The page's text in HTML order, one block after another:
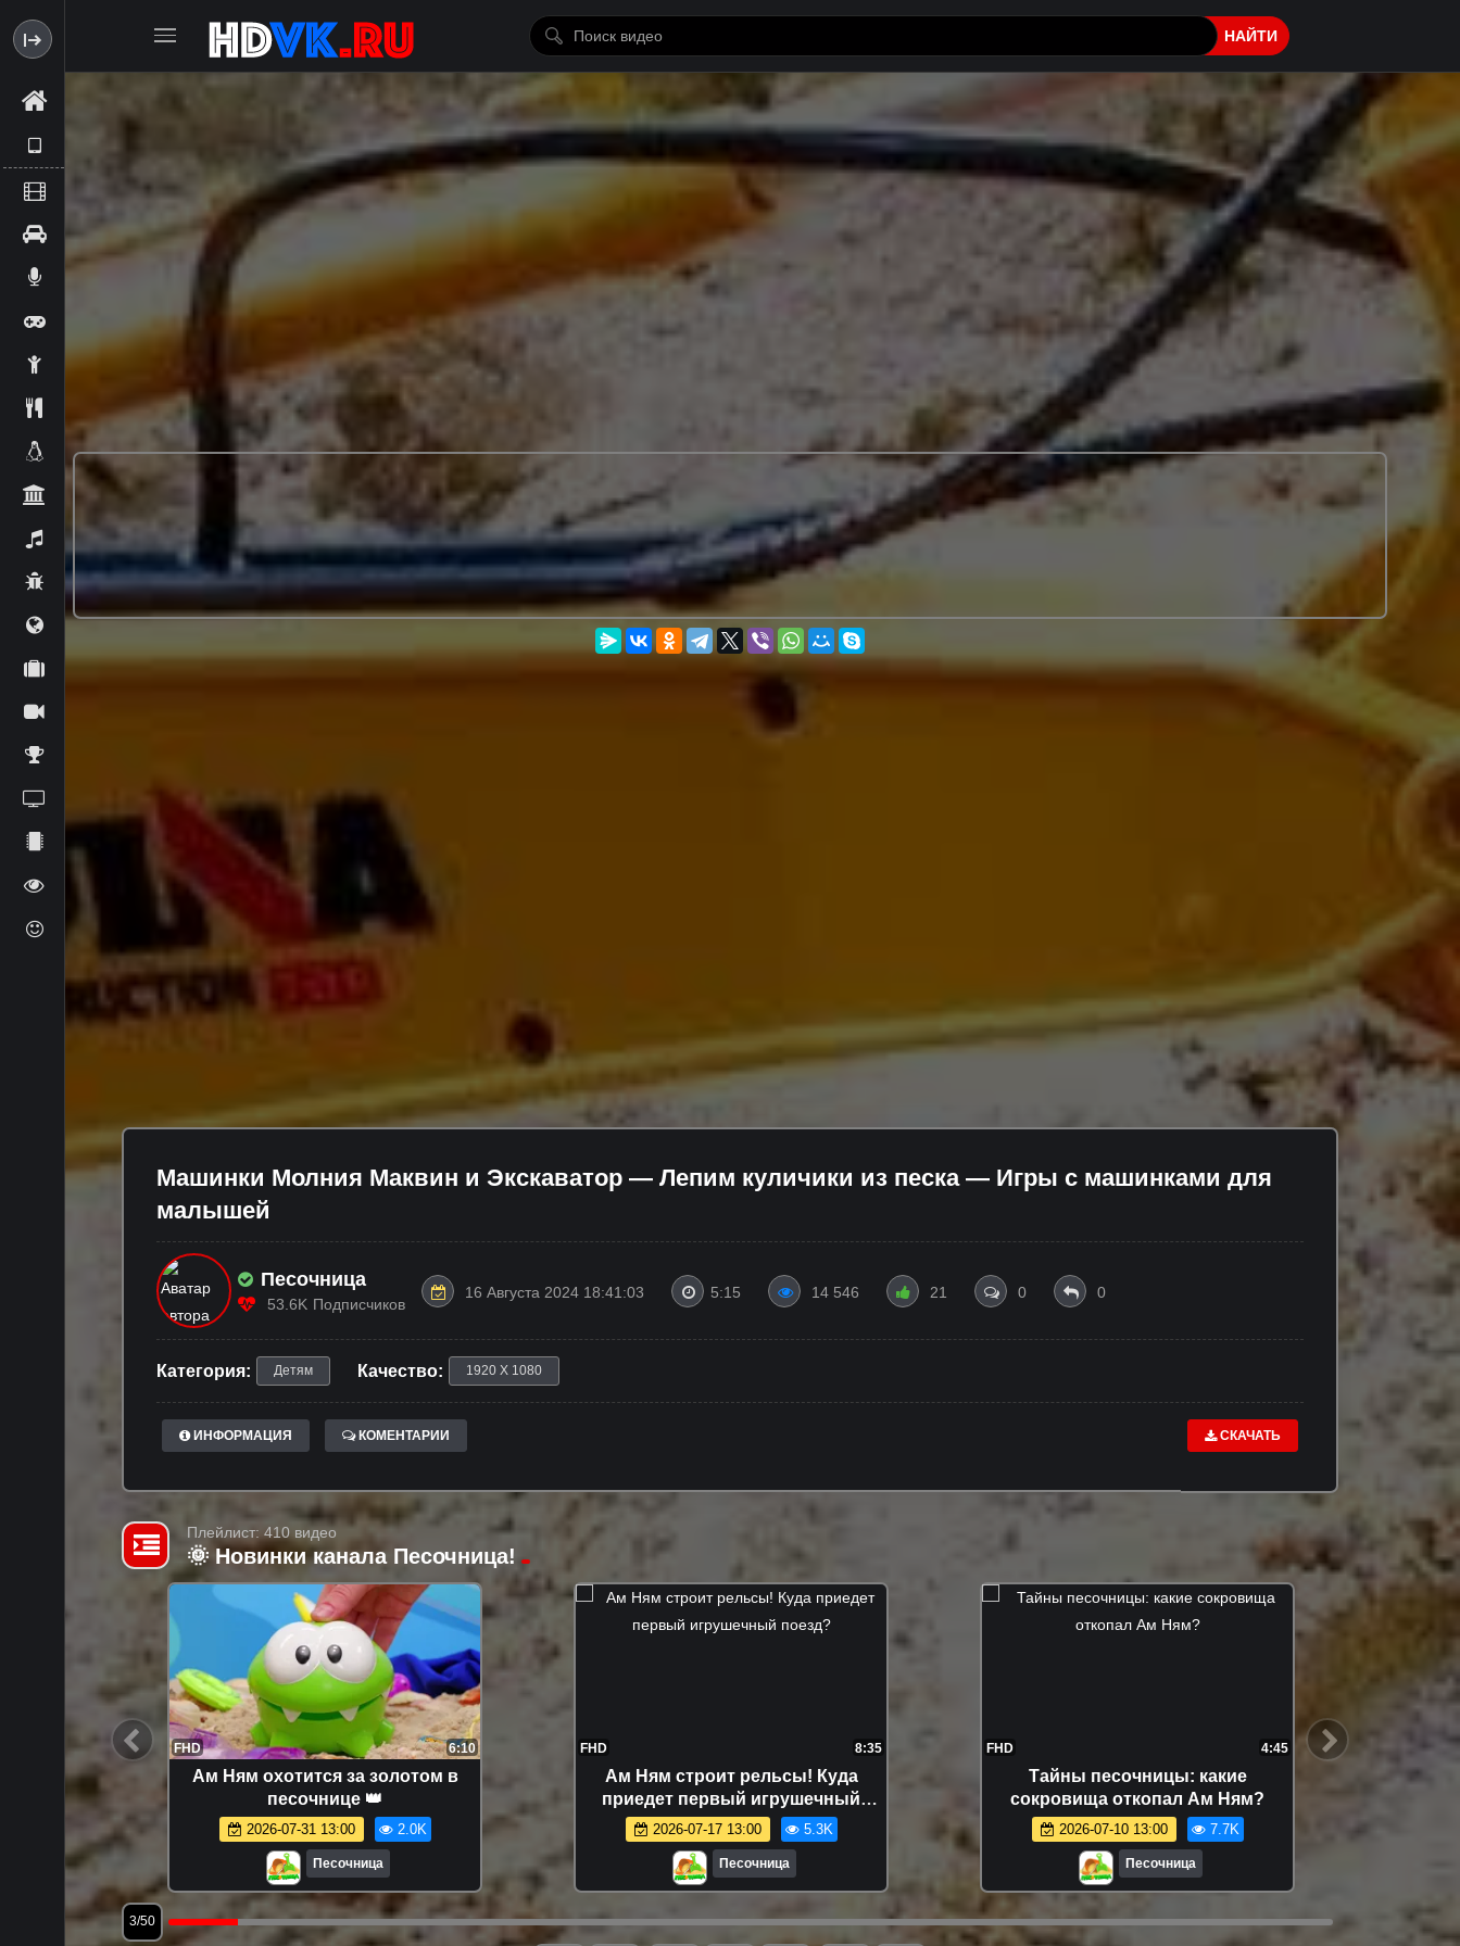
НАЙТИ
Машинки Молния Маквин и Экскаватор — Лепим куличики из песка — Игры с машинками для
малышей
Песочница
53.6K Подписчиков
16 Августа 2024 18:41:03 5:15 14 546 21 0 0
Категория: Детям Качество: 1920 X 1080
ИНФОРМАЦИЯ КОМЕНТАРИИ СКАЧАТЬ
Плейлист: 410 видео
🌞 Новинки канала Песочница!
разные
FHD 6:10
Ам Ням охотится за золотом в
песочнице 👑
2026-07-31 13:00 2.0K
Песочница
FHD 8:35
Ам Ням строит рельсы! Куда
приедет первый игрушечный
поезд?
2026-07-17 13:00 5.3K
Песочница
FHD 4:45
Тайны песочницы: какие
сокровища откопал Ам Ням?
2026-07-10 13:00 7.7K
Песочница
3/50